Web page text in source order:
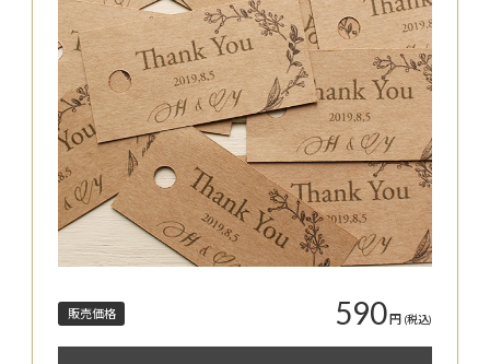
販売価格 590円 (税込)